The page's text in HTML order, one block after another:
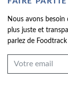
Nous avons
plus juste et
parlez de